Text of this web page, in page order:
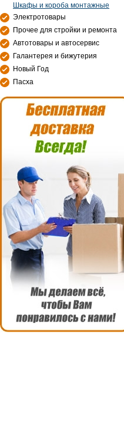
Шкафы и короба монтажные
Электротовары
Прочее для стройки и ремонта
Автотовары и автосервис
Галантерея и бижутерия
Новый Год
Пасха